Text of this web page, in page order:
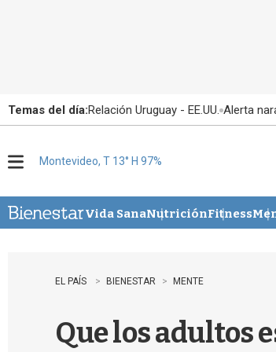
Temas del día:Relación Uruguay - EE.UU. Alerta
u
Montevideo, T 13° H 97%
Vida SanaNutriciónFitness
EL PAÍS BIENESTAR MENTE
Que los adultos